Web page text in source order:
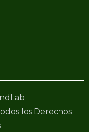
los Derechos